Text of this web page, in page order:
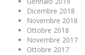
Dicembre 2018
Novembre 2018
Ottobre 2018
Novembre 2017
Ottobre 2017